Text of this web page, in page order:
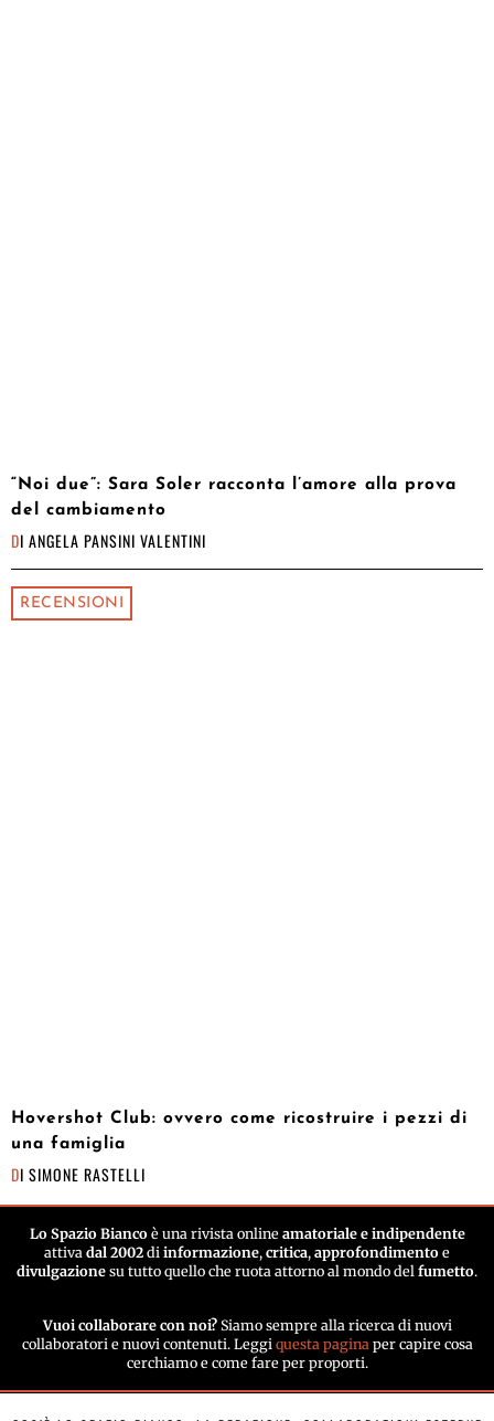
“Noi due”: Sara Soler racconta l’amore alla prova
del cambiamento
DI ANGELA PANSINI VALENTINI
RECENSIONI
Hovershot Club: ovvero come ricostruire i pezzi di
una famiglia
DI SIMONE RASTELLI
Lo Spazio Biancoè una rivista online amatoriale e indipendente
attiva dal 2002 di informazione, critica, approfondimento e
divulgazione su tutto quello che ruota attorno al mondo del fumetto.
Vuoi collaborare con noi? Siamo sempre alla ricerca di nuovi
collaboratori e nuovi contenuti. Leggi questa pagina per capire cosa
cerchiamo e come fare per proporti.